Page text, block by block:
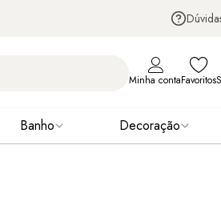
Minha contaFavoritos
Banho Decoração